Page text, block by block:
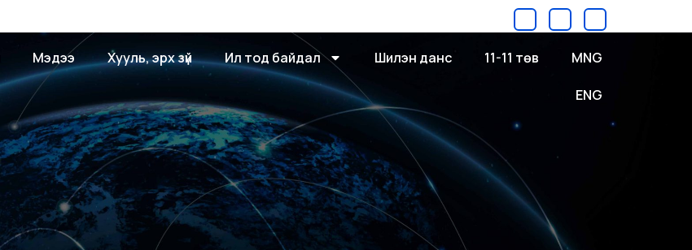
Мэдээ Хууль, эрх зүй Ил тод байдал Шилэн данс 11-11 төв MNG
ENG